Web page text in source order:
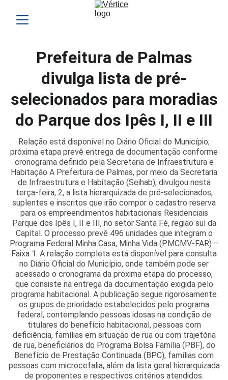
Prefeitura de Palmas
divulga lista de pré-
selecionados para moradias
do Parque dos Ipês I, II e III
Relação está disponível no Diário Oficial do Município;
próxima etapa prevê entrega de documentação conforme
cronograma definido pela Secretaria de Infraestrutura e
Habitação A Prefeitura de Palmas, por meio da Secretaria
de Infraestrutura e Habitação (Seihab), divulgou nesta
terça-feira, 2, a lista hierarquizada de pré-selecionados,
suplentes e inscritos que irão compor o cadastro reserva
para os empreendimentos habitacionais Residenciais
Parque dos Ipês I, II e III, no setor Santa Fé, região sul da
Capital. O processo prevê 496 unidades que integram o
Programa Federal Minha Casa, Minha Vida (PMCMV-FAR) –
Faixa 1. A relação completa está disponível para consulta
no Diário Oficial do Município, onde também pode ser
acessado o cronograma da próxima etapa do processo,
que consiste na entrega da documentação exigida pelo
programa habitacional. A publicação segue rigorosamente
os grupos de prioridade estabelecidos pelo programa
federal, contemplando pessoas idosas na condição de
titulares do benefício habitacional, pessoas com
deficiência, famílias em situação de rua ou com trajetória
de rua, beneficiários do Programa Bolsa Família (PBF), do
Benefício de Prestação Continuada (BPC), famílias com
pessoas com microcefalia, além da lista geral hierarquizada
de proponentes e respectivos critérios atendidos.